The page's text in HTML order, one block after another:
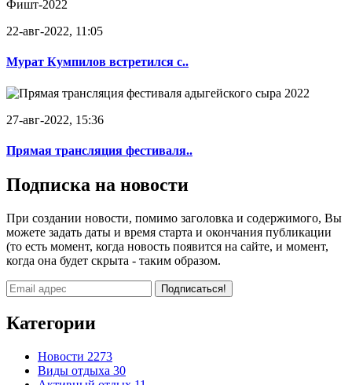
22-авг-2022, 11:05
Мурат Кумпилов встретился с..
27-авг-2022, 15:36
Прямая трансляция фестиваля..
Подписка на новости
При создании новости, помимо заголовка и содержимого, Вы
можете задать даты и время старта и окончания публикации
(то есть момент, когда новость появится на сайте, и момент,
когда она будет скрыта - таким образом.
Подписаться!
Категории
Новости 2273
Виды отдыха 30